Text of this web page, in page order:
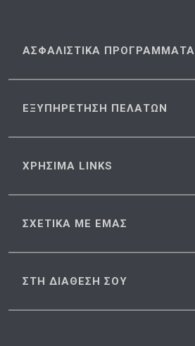
ΑΣΦΑΛΙΣΤΙΚΑ ΠΡΟΓΡΑΜΜΑΤΑ
ΕΞΥΠΗΡΕΤΗΣΗ ΠΕΛΑΤΩΝ
ΧΡΗΣΙΜΑ LINKS
ΣΧΕΤΙΚΑ ΜΕ ΕΜΑΣ
ΣΤΗ ΔΙΑΘΕΣΗ ΣΟΥ